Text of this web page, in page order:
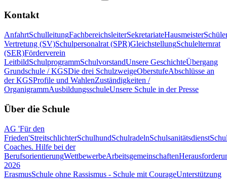
Kontakt
AnfahrtSchulleitungFachbereichsleiterSekretariateHausmeister
Vertretung (SV)Schulpersonalrat (SPR)GleichstellungSchulelternrat
(SER)Förderverein
LeitbildSchulprogrammSchulvorstandUnsere GeschichteÜbergang
Grundschule / KGSDie drei SchulzweigeOberstufeAbschlüsse an
der KGSProfile und WahlenZuständigkeiten /
OrganigrammAusbildungsschuleUnsere Schule in der Presse
Über die Schule
AG 'Für den
Frieden'StreitschlichterSchulhundSchulradelnSchulsanitätsdienst
Coaches. Hilfe bei der
BerufsorientierungWettbewerbeArbeitsgemeinschaften
2026
ErasmusSchule ohne Rassismus - Schule mit CourageUnterstützung